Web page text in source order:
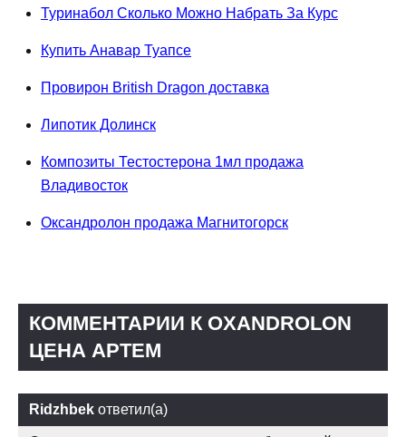
Туринабол Сколько Можно Набрать За Курс
Купить Анавар Туапсе
Провирон British Dragon доставка
Липотик Долинск
Композиты Тестостерона 1мл продажа
Владивосток
Оксандролон продажа Магнитогорск
КОММЕНТАРИИ К OXANDROLON
ЦЕНА АРТЕМ
Ridzhbek ответил(а)